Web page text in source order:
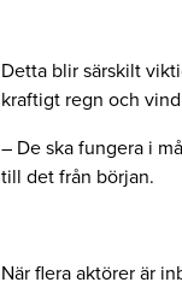
Detta blir särskilt
kraftigt regn och
– De ska fungera i
till det från början.
När flera aktörer är